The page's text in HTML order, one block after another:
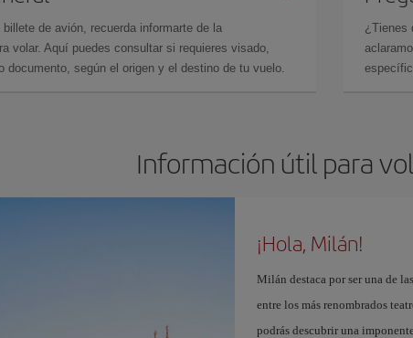
de avión, recuerda informarte de la
volar. Aquí puedes consultar si requieres visado,
documento, según el origen y el destino de tu vuelo.
¿Tienes
Información útil para
¡Hola, Milán!
Milán destaca por ser una de
entre los más renombrados
podrás descubrir una